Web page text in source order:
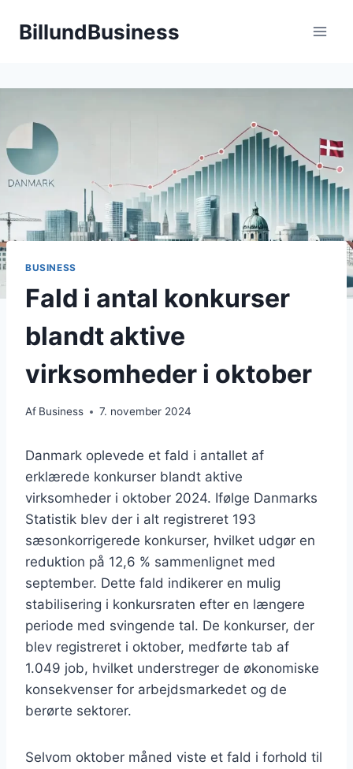
BillundBusiness
BUSINESS
Fald i antal konkurser
blandt aktive
virksomheder i oktober
Af Business 7. november 2024
Danmark oplevede et fald i antallet af
erklærede konkurser blandt aktive
virksomheder i oktober 2024. Ifølge Danmarks
Statistik blev der i alt registreret 193
sæsonkorrigerede konkurser, hvilket udgør en
reduktion på 12,6 % sammenlignet med
september. Dette fald indikerer en mulig
stabilisering i konkursraten efter en længere
periode med svingende tal. De konkurser, der
blev registreret i oktober, medførte tab af
1.049 job, hvilket understreger de økonomiske
konsekvenser for arbejdsmarkedet og de
berørte sektorer.
Selvom oktober måned viste et fald i forhold til